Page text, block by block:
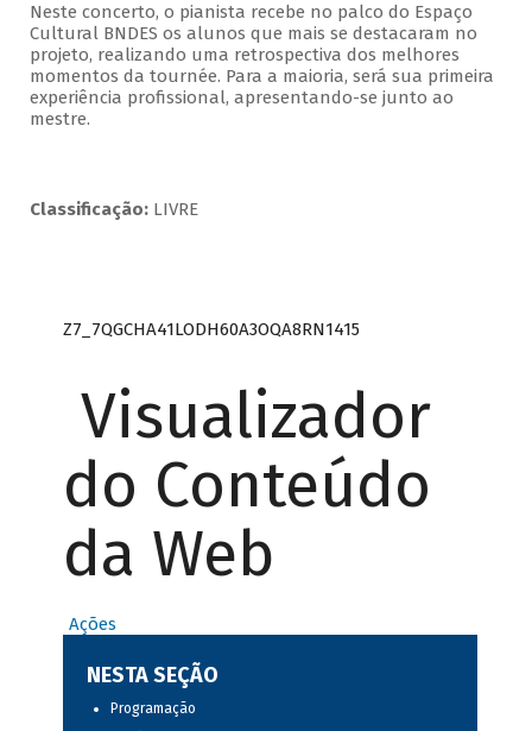
Neste concerto, o pianista recebe no palco do Espaço
Cultural BNDES os alunos que mais se destacaram no
projeto, realizando uma retrospectiva dos melhores
momentos da tournée. Para a maioria, será sua primeira
experiência profissional, apresentando-se junto ao
mestre.
Classificação:LIVRE
Z7_7QGCHA41LODH60A3OQA8RN1415
Visualizador
do Conteúdo
da Web
Ações
NESTA SEÇÃO
Programação